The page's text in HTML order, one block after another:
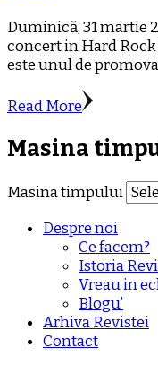
Duminică, 31 martie
concert in Hard
este unul de
Read More
Masina
Masina timpului
Despre noi
Ce facem?
Istoria
Vreau in
Blogu’
Arhiva Revistei
Contact